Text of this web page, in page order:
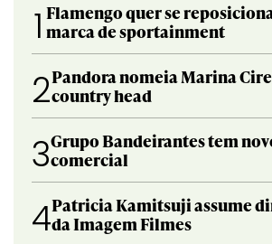
1 Flamengo quer se
marca de sportainment
2Pandora nomeia Marina
country head
3Grupo Bandeirantes tem
comercial
4Patricia Kamitsuji assume
da Imagem Filmes